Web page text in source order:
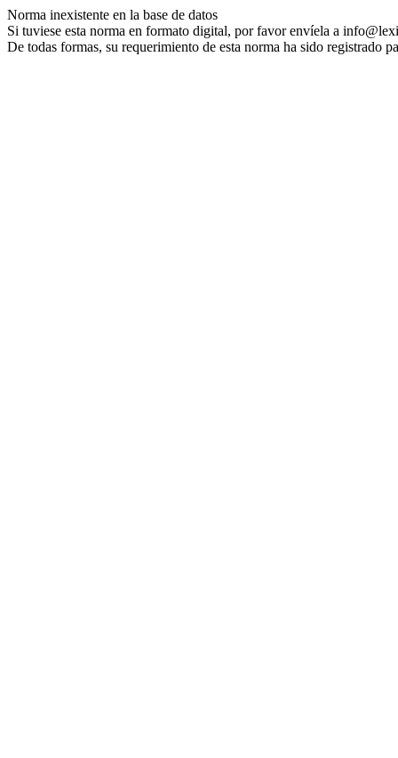
Norma inexistente en la base de datos
Si tuviese esta norma en formato digital, por favor envíela a
De todas formas, su requerimiento de esta norma ha sido registrado